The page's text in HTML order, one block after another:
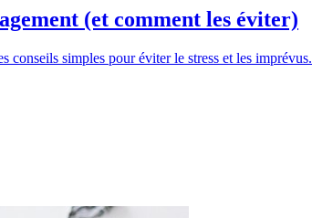
(et comment les éviter)
conseils simples pour éviter le stress et les imprévus.